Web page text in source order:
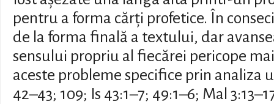
pentru a forma cărți profetice. În
de la forma finală a textului, dar
sensului propriu al fiecărei pericope
aceste probleme specifice prin analiza
42–43; 109; Is 43:1–7; 49:1–6; Mal